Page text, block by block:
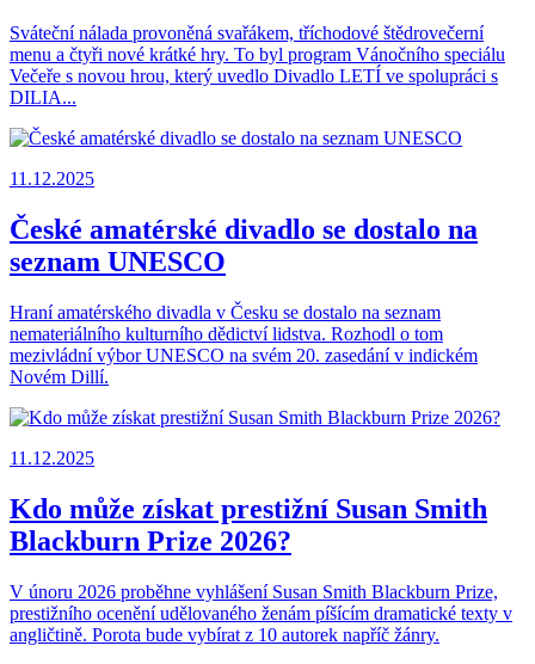
Sváteční nálada provoněná svařákem, tříchodové štědrovečerní
menu a čtyři nové krátké hry. To byl program Vánočního speciálu
Večeře s novou hrou, který uvedlo Divadlo LETÍ ve spolupráci s
DILIA...
11.12.2025
České amatérské divadlo se dostalo na
seznam UNESCO
Hraní amatérského divadla v Česku se dostalo na seznam
nemateriálního kulturního dědictví lidstva. Rozhodl o tom
mezivládní výbor UNESCO na svém 20. zasedání v indickém
Novém Dillí.
11.12.2025
Kdo může získat prestižní Susan Smith
Blackburn Prize 2026?
V únoru 2026 proběhne vyhlášení Susan Smith Blackburn Prize,
prestižního ocenění udělovaného ženám píšícím dramatické texty v
angličtině. Porota bude vybírat z 10 autorek napříč žánry.